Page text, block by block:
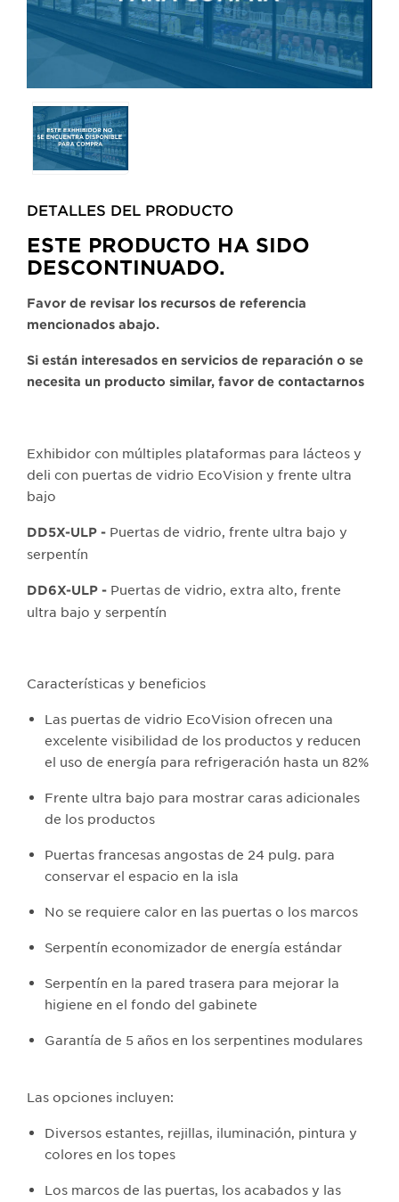
Selecting
any
of
the
will
update
the
main
image.
DETALLES DEL PRODUCTO​
ESTE PRODUCTO HA SIDO
DESCONTINUADO.
Favor de revisar los recursos de referencia
mencionados abajo.
Si están interesados en servicios de reparación o se
necesita un producto similar, favor de contactarnos
Exhibidor con múltiples plataformas para lácteos y
deli con puertas de vidrio EcoVision y frente ultra
bajo
DD5X-ULP - Puertas de vidrio, frente ultra bajo y
serpentín
DD6X-ULP - Puertas de vidrio, extra alto, frente
ultra bajo y serpentín
Características y beneficios
Las puertas de vidrio EcoVision ofrecen una
excelente visibilidad de los productos y reducen
el uso de energía para refrigeración hasta un 82%
Frente ultra bajo para mostrar caras adicionales
de los productos
Puertas francesas angostas de 24 pulg. para
conservar el espacio en la isla
No se requiere calor en las puertas o los marcos
Serpentín economizador de energía estándar
Serpentín en la pared trasera para mejorar la
higiene en el fondo del gabinete
Garantía de 5 años en los serpentines modulares
Las opciones incluyen:
Diversos estantes, rejillas, iluminación, pintura y
colores en los topes
Los marcos de las puertas, los acabados y las